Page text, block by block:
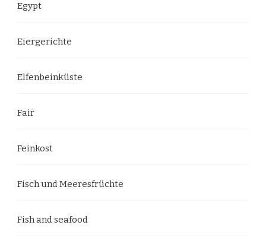
Egypt
Eiergerichte
Elfenbeinküste
Fair
Feinkost
Fisch und Meeresfrüchte
Fish and seafood